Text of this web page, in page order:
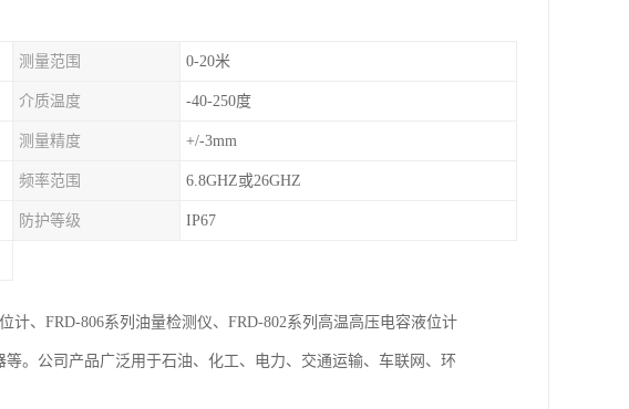
测量范围 0-20米
介质温度 -40-250度
测量精度 +/-3mm
频率范围 6.8GHZ或26GHZ
防护等级 IP67
、FRD-806系列油量检测仪、FRD-802系列高温高压电容液位计
。公司产品广泛用于石油、化工、电力、交通运输、车联网、环